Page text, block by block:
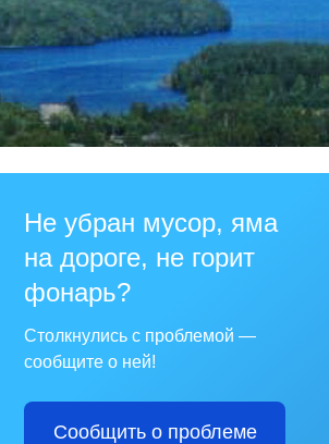
Не убран мусор, яма
на дороге, не горит
фонарь?
Столкнулись с проблемой —
сообщите о ней!
Сообщить о проблеме